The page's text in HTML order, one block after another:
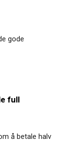
gode
full
å betale halv